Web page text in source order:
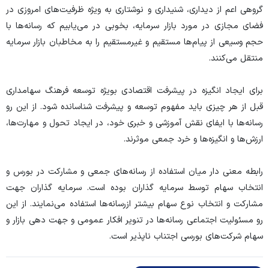
گروهی اعم از دیداری، شنیداری و نوشتاری به ویژه ظرفیت‌های امروزی در
فضای مجازی در مورد بازار سرمایه، بخوبی در می‌یابیم که رسانه‌ها با
حجم وسیعی از پیام‌ها مستقیم و غیرمستقیم را به مخاطبان بازار سرمایه
منتقل می‌کنند.
برای ایجاد انگیزه در پیشرفت اقتصادی بویژه توسعه فرهنگ سهامداری
قبل از هر چیزی باید مفهوم توسعه و پیشرفت شناسانده شود. از این رو
رسانه‌ها با ایفای نقش آموزشی و خبری خود، در ایجاد تحول و مهارت‌ها،
ارزش‌ها و انگیزه‌ها و خرد جمعی موثرند.
رابطه معنی دار میان استفاده از رسانه‌های جمعی و مشارکت در بورس و
انتخاب سهام توسط سرمایه گذاران بوده است. سرمایه گذاران جهت
مشارکت و انتخاب نوع سهام بیشتر ازرسانه‌ها استفاده می‌نمایند. از این
رو مسئولیت اجتماعی رسانه‌ها در تنویر افکار عمومی و جهت دهی بازار و
سهام شرکت‌های بورسی اجتناب ناپذیر است.